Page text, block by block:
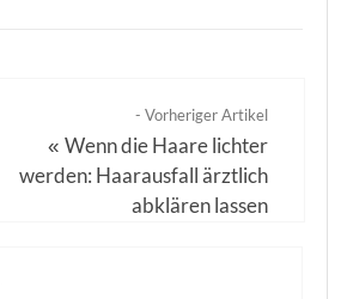
- Vorheriger Artikel
«Wenn die Haare lichter
werden: Haarausfall ärztlich
abklären lassen